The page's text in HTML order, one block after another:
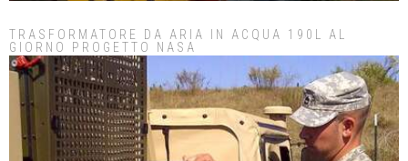
TRASFORMATORE DA ARIA IN ACQUA 190L AL
GIORNO PROGETTO NASA